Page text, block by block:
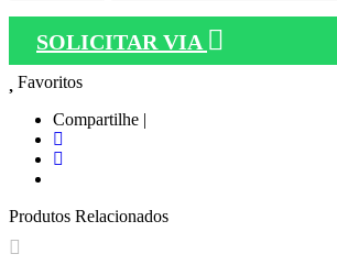
SOLICITAR VIA
Favoritos
Compartilhe |
Produtos Relacionados